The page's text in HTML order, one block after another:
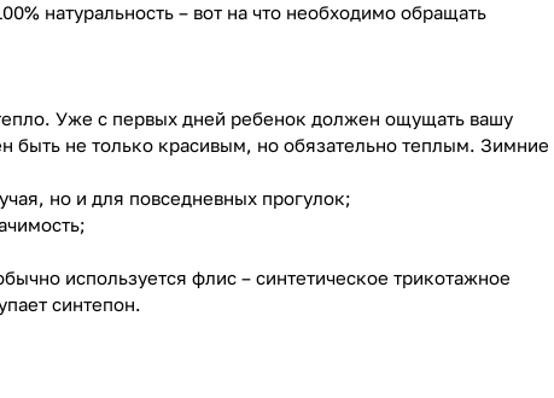
натуральность – вот на что необходимо обращать
Уже с первых дней ребенок должен ощущать вашу
быть не только красивым, но обязательно теплым. Зимние
но и для повседневных прогулок;
используется флис – синтетическое трикотажное
синтепон.